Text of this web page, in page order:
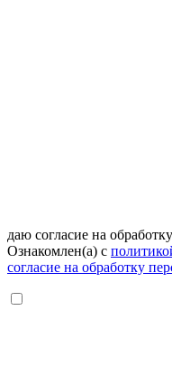
даю согласие на
Ознакомлен(а) с
согласие на обработку